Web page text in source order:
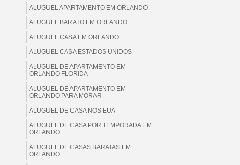
ALUGUEL APARTAMENTO EM ORLANDO
ALUGUEL BARATO EM ORLANDO
ALUGUEL CASA EM ORLANDO
ALUGUEL CASA ESTADOS UNIDOS
ALUGUEL DE APARTAMENTO EM
ORLANDO FLORIDA
ALUGUEL DE APARTAMENTO EM
ORLANDO PARA MORAR
ALUGUEL DE CASA NOS EUA
ALUGUEL DE CASA POR TEMPORADA EM
ORLANDO
ALUGUEL DE CASAS BARATAS EM
ORLANDO